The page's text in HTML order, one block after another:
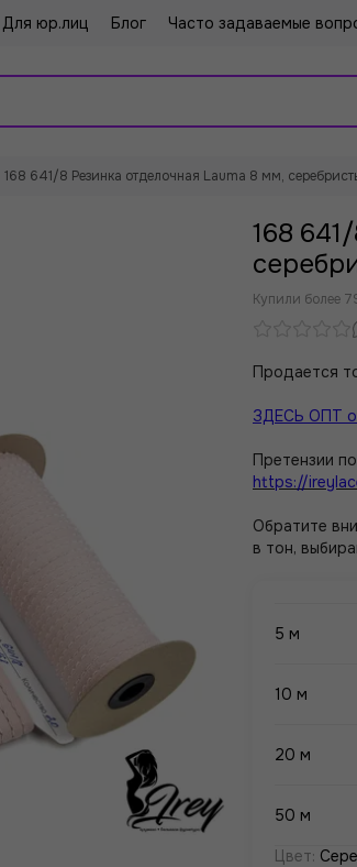
Для юр.лиц Блог Часто задаваемые
168 641/8 Резинка отделочная Lauma 8 мм,
168
Купили более
Продается
ЗДЕСЬ ОПТ
Претензии
https://
Обратите
в тон,
5 м
10 м
20 м
50 м
Цвет: